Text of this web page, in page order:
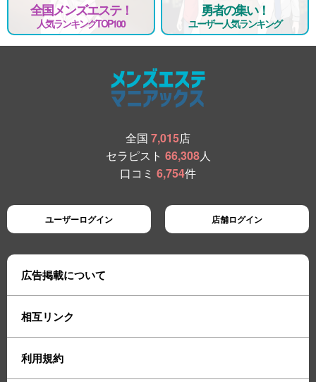
全国メンズエステ！
人気ランキングTOP100
勇者の集い！
ユーザー人気ランキング
全国 7,015店
セラピスト 66,308人
口コミ 6,754件
ユーザーログイン 店舗ログイン
広告掲載について
相互リンク
利用規約